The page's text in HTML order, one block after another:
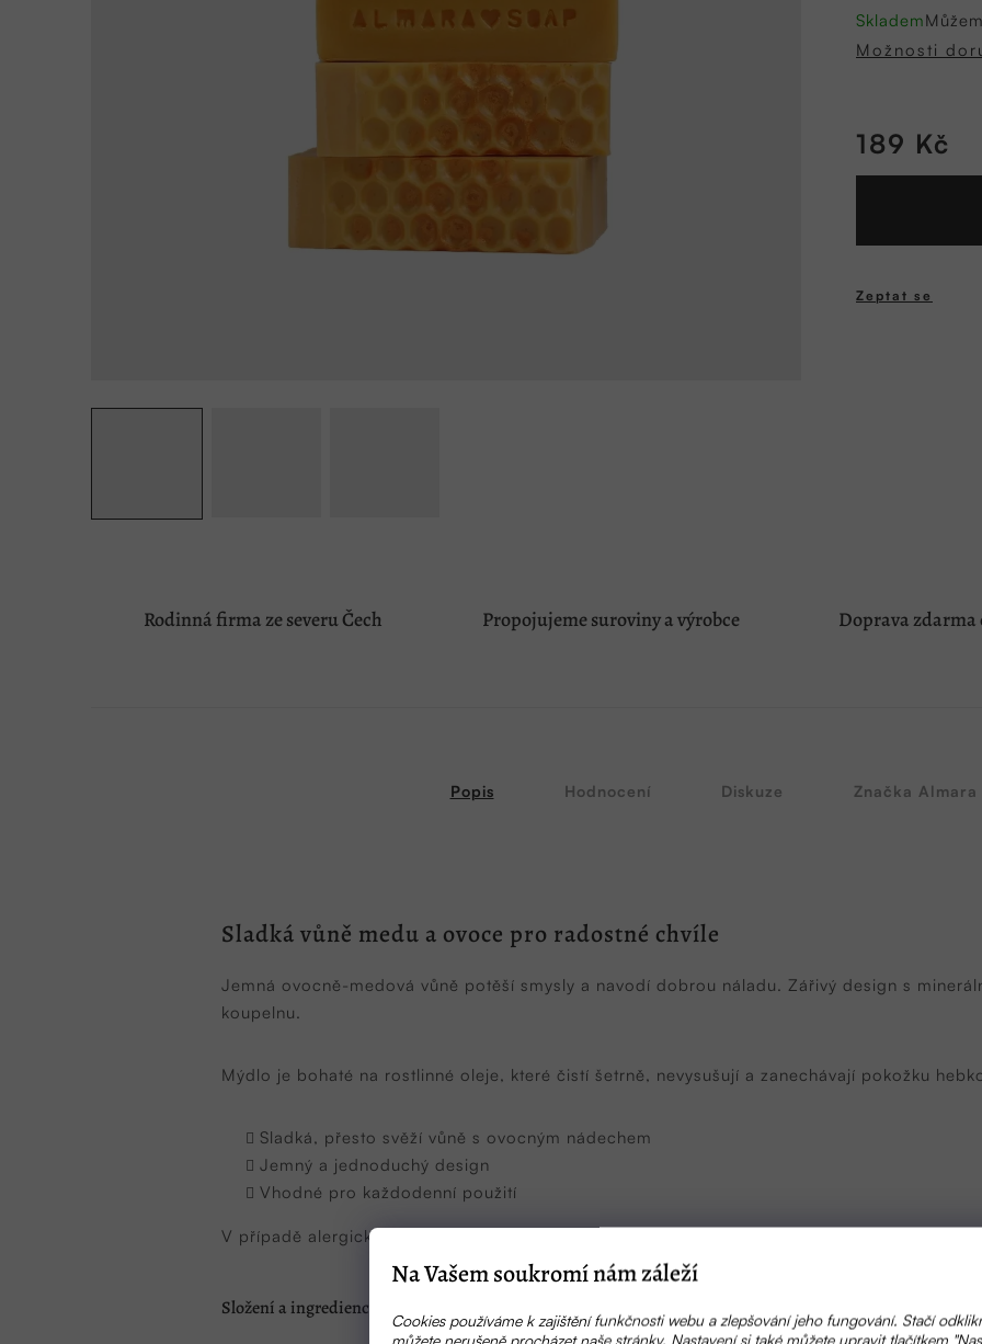
Na Vašem soukromí nám záleží
Cookies používáme k zajištění funkčnosti webu a zlepšování jeho fungování. Stačí
můžete nerušeně procházet naše stránky. Nastavení si také můžete upravit tlačítkem
Skladem
Možnosti
189 Kč
Zeptat se
Rodinná firma ze severu Čech Propojujeme suroviny a výrobce Doprava zdarma
Popis Hodnocení Diskuze Značka Almara
Sladká vůně medu a ovoce pro radostné chvíle
Jemná ovocně-medová vůně potěší smysly a navodí dobrou náladu. Zářivý design s
koupelnu.
Mýdlo je bohaté na rostlinné oleje, které čistí šetrně, nevysušují a zanechávají pokožku
Sladká, přesto svěží vůně s ovocným nádechem
Jemný a jednoduchý design
Vhodné pro každodenní použití
V případě alergické reakce přestaňte používat. Vyhněte se kontaktu s očima, při zasažení
Složení a ingredience